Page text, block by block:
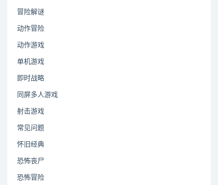
冒险解谜
动作冒险
动作游戏
单机游戏
即时战略
同屏多人游戏
射击游戏
常见问题
怀旧经典
恐怖丧尸
恐怖冒险